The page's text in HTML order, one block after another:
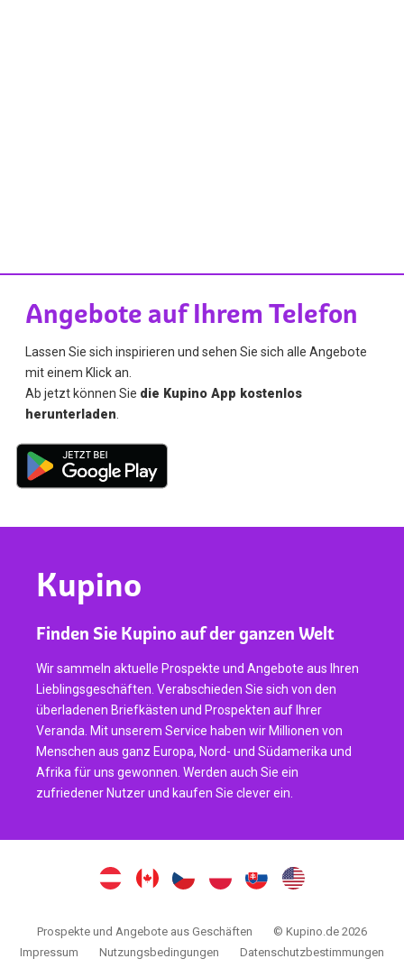
Angebote auf Ihrem Telefon
Lassen Sie sich inspirieren und sehen Sie sich alle Angebote
mit einem Klick an.
Ab jetzt können Sie die Kupino App kostenlos
herunterladen
Kupino
Finden Sie Kupino auf der ganzen Welt
Wir sammeln aktuelle Prospekte und Angebote aus Ihren
Lieblingsgeschäften. Verabschieden Sie sich von den
überladenen Briefkästen und Prospekten auf Ihrer
Veranda. Mit unserem Service haben wir Millionen von
Menschen aus ganz Europa, Nord- und Südamerika und
Afrika für uns gewonnen. Werden auch Sie ein
zufriedener Nutzer und kaufen Sie clever ein.
Prospekte und Angebote aus Geschäften
© Kupino.de 2026
Impressum
Nutzungsbedingungen Datenschutzbestimmungen